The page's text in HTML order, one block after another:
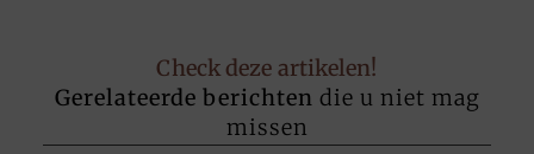
Check deze artikelen!
Gerelateerde berichten die u niet mag
missen